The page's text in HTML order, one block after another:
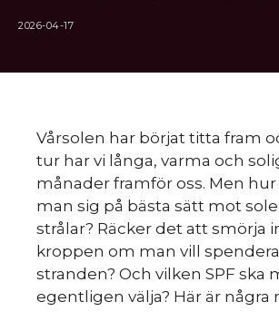
2026-04-17
Vårsolen har börjat titta fram
tur har vi långa, varma och
månader framför oss. Men
man sig på bästa sätt mot
strålar? Räcker det att smörja
kroppen om man vill
stranden? Och vilken SPF ska
egentligen välja? Här är några